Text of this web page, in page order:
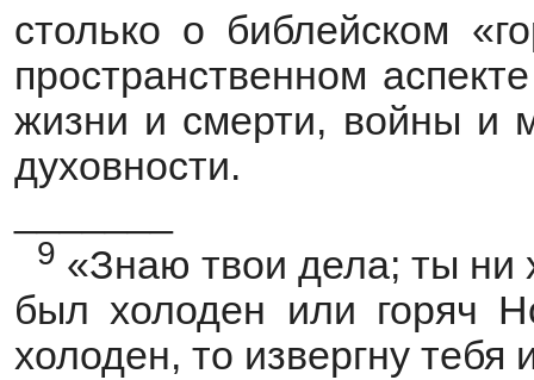
столько о библейском
пространственном
жизни и смерти, войны и
духовности.
9 «Знаю твои дела; ты ни
был холоден или горяч
холоден, то извергну